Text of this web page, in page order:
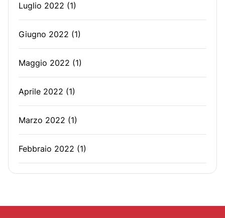
Luglio 2022 (1)
Giugno 2022 (1)
Maggio 2022 (1)
Aprile 2022 (1)
Marzo 2022 (1)
Febbraio 2022 (1)